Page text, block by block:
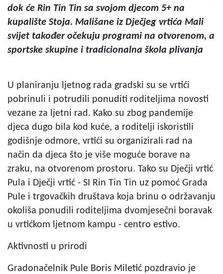
dok će Rin Tin Tin sa svojom djecom 5+ na
kupalište Stoja. Mališane iz Dječjeg vrtića Mali
svijet također očekuju programi na otvorenom, a
sportske skupine i tradicionalna škola plivanja
U planiranju ljetnog rada gradski su se vrtići
pobrinuli i potrudili ponuditi roditeljima novosti
vezane za ljetni rad. Kako su zbog pandemije
djeca dugo bila kod kuće, a roditelji iskoristili
godišnje odmore, vrtići su organizirali rad na
način da djeca što je više moguće borave na
zraku, na otvorenom prostoru. Tako su Dječji vrtić
Pula i Dječji vrtić - SI Rin Tin Tin uz pomoć Grada
Pule i trgovačkih društava koja brinu o održavanju
okoliša ponudili roditeljima dvomjesečni boravak
u vrtićkom ljetnom kampu - centro estivo.
Aktivnosti u prirodi
Gradonačelnik Pule Boris Miletić pozdravio je